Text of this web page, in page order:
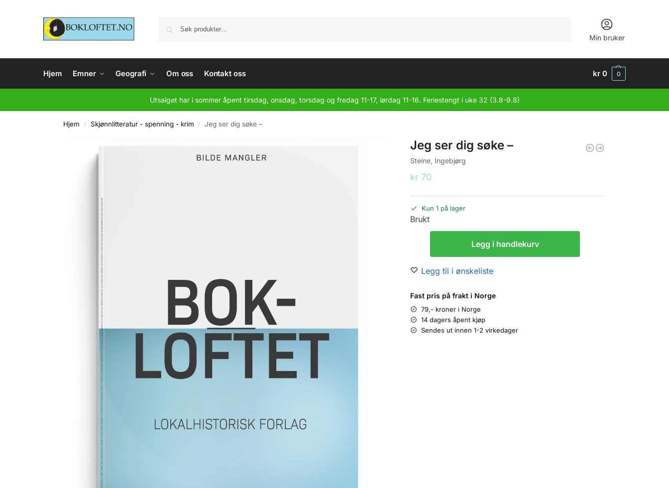
Min bruker
Hjem Emner Geografi Om oss Kontakt oss kr 0 0
Utsalget har i sommer åpent tirsdag, onsdag, torsdag og fredag 11-17, lørdag 11-16. Feriestengt i uke 32 (3.8-9.8)
Hjem / Skjønnlitteratur - spenning - krim / Jeg ser dig søke –
Jeg ser dig søke –
Steine, Ingebjørg
kr 70
Kun 1 på lager
Brukt
Legg i handlekurv
Legg til i ønskeliste
Fast pris på frakt i Norge
79,- kroner i Norge
14 dagers åpent kjøp
Sendes ut innen 1-2 virkedager